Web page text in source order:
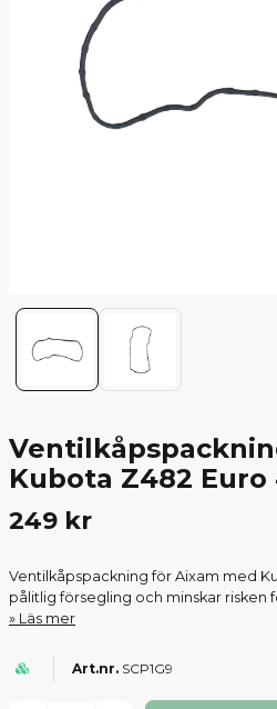
Kubota Z482 Euro
249 kr
Ventilkåpspackning för Aixam med
pålitlig försegling och minskar risken
Läs mer
SCP1G9